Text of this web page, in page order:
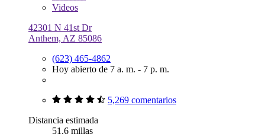
Videos
42301 N 41st Dr
Anthem, AZ 85086
(623) 465-4862
Hoy abierto de 7 a. m. - 7 p. m.
5,269 comentarios
Distancia estimada
51.6 millas